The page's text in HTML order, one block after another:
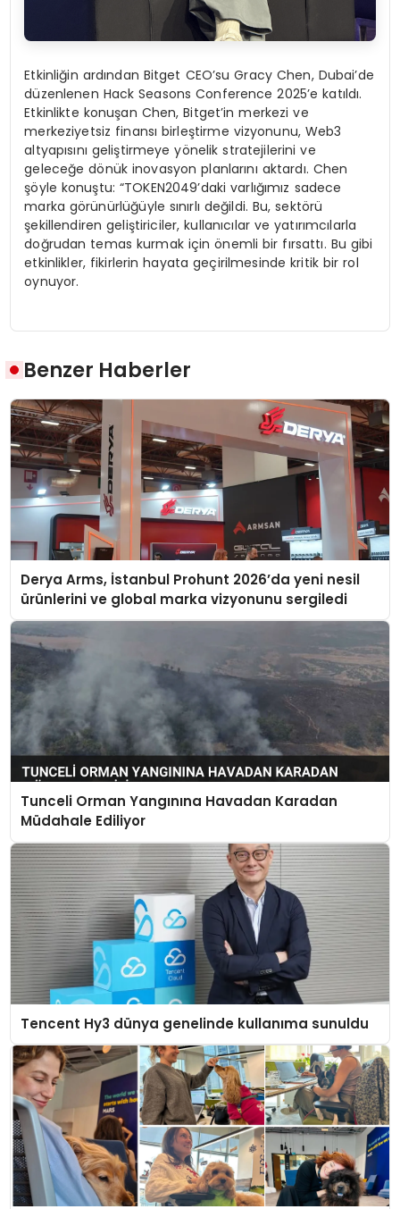
Etkinliğin ardından Bitget CEO’su Gracy Chen, Dubai’de
düzenlenen Hack Seasons Conference 2025’e katıldı.
Etkinlikte konuşan Chen, Bitget’in merkezi ve
merkeziyetsiz finansı birleştirme vizyonunu, Web3
altyapısını geliştirmeye yönelik stratejilerini ve
geleceğe dönük inovasyon planlarını aktardı. Chen
şöyle konuştu: “TOKEN2049’daki varlığımız sadece
marka görünürlüğüyle sınırlı değildi. Bu, sektörü
şekillendiren geliştiriciler, kullanıcılar ve yatırımcılarla
doğrudan temas kurmak için önemli bir fırsattı. Bu gibi
etkinlikler, fikirlerin hayata geçirilmesinde kritik bir rol
oynuyor.
Benzer Haberler
Derya Arms, İstanbul Prohunt 2026’da yeni nesil
ürünlerini ve global marka vizyonunu sergiledi
Tunceli Orman Yangınına Havadan Karadan
Müdahale Ediliyor
Tencent Hy3 dünya genelinde kullanıma sunuldu